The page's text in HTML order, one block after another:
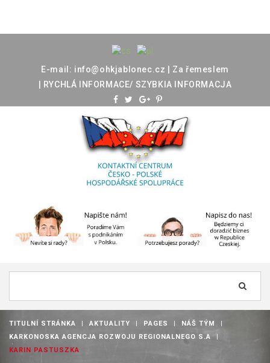
E-mail: info@ohkjablonec.cz Za řemeslem
RYCHLÁ INFORMACE/ SZYBKIA INFORMACJA
TITULNÍ STRÁNKA | AKTUALITY | PAGES | NÁŠ TÝM
|
KARKONOSKA AGENCJA ROZWOJU REGIONALNEGO S.A |
KARIN PASTUSZKA